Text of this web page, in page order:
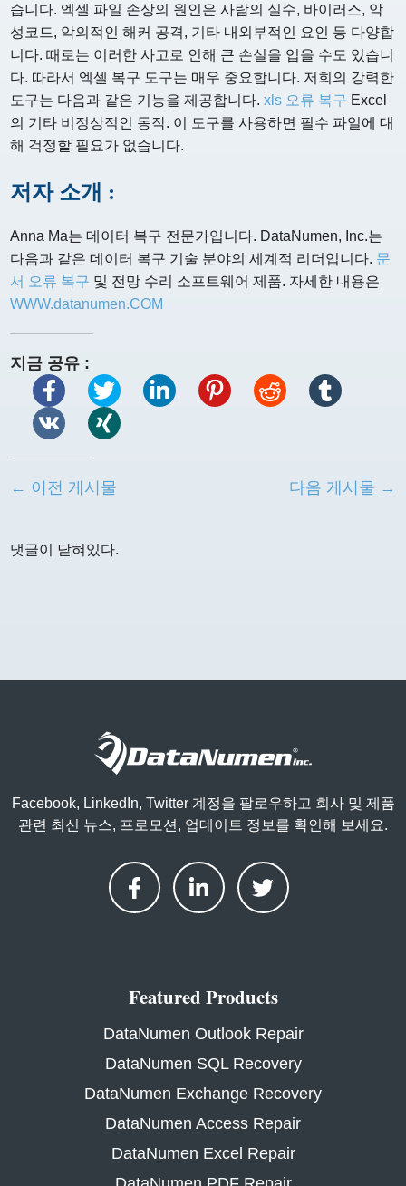
습니다. 엑셀 파일 손상의 원인은 사람의 실수, 바이러스, 악
성코드, 악의적인 해커 공격, 기타 내외부적인 요인 등 다양합
니다. 때로는 이러한 사고로 인해 큰 손실을 입을 수도 있습니
다. 따라서 엑셀 복구 도구는 매우 중요합니다. 저희의 강력한
도구는 다음과 같은 기능을 제공합니다.xls 오류 복구 Excel
의 기타 비정상적인 동작. 이 도구를 사용하면 필수 파일에 대
해 걱정할 필요가 없습니다.
저자 소개 :
Anna Ma는 데이터 복구 전문가입니다. DataNumen, Inc.는
다음과 같은 데이터 복구 기술 분야의 세계적 리더입니다. 문
서 오류 복구 및 전망 수리 소프트웨어 제품. 자세한 내용은
WWW.datanumen.COM
지금 공유 :
← 이전 게시물 다음 게시물 →
댓글이 닫혀있다.
Facebook, LinkedIn, Twitter 계정을 팔로우하고 회사 및 제품
관련 최신 뉴스, 프로모션, 업데이트 정보를 확인해 보세요.
Featured Products
DataNumen Outlook Repair
DataNumen SQL Recovery
DataNumen Exchange Recovery
DataNumen Access Repair
DataNumen Excel Repair